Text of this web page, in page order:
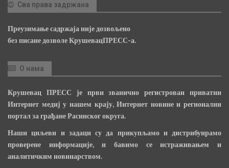
Сва права задржана
Преузимање садржаја није дозвољено
без писане дозволе КрушевацПРЕСС-а.
О нама
Крушевац ПРЕСС је први званично регистрован приватни
Интернет медиј у нашем крају, Интернет новине и регионални
портал за грађане Расинског округа.
Наши циљеви и задаци су да прикупљамо и дистрибуирамо
проверене информације, и бавимо се истраживањем и
аналитичким новинарством.